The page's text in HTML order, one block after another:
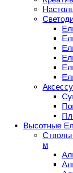
Высотные
м